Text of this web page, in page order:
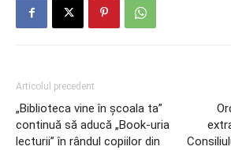
Articolul precedent
„Biblioteca vine în școala ta”
continuă să aducă „Book-uria
lecturii” în rândul copiilor din